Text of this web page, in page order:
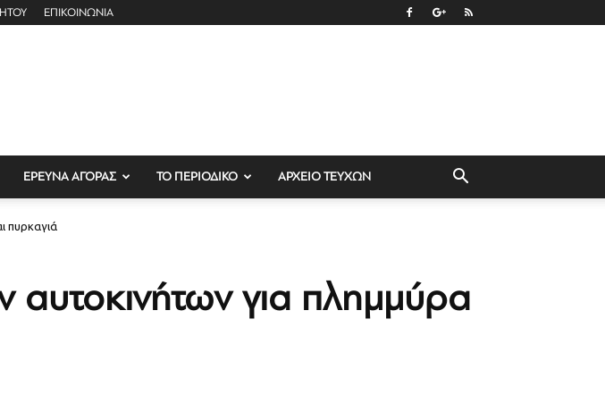
ΕΠΙΚΟΙΝΩΝΙΑ
ΕΡΕΥΝΑ ΑΓΟΡΑΣ ΤΟ ΠΕΡΙΟΔΙΚΟ ΑΡΧΕΙΟ ΤΕΥΧΩΝ
πυρκαγιά
για πλημμύρα